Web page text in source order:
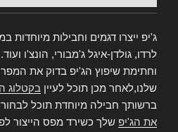
ג'יפ ייצרו דגמים וחבילות מיוחדות
לרדו, גולדן-איגל ג'מבורי, הונצ'ו
וחתימת שיפוץ הג'יפ בדוק את
שלנו,לאחר מכן תוכל לעיין בקטלוג
ברשותך חבילה מיוחדת תוכל
את הג'יפ שלך כשירד מפס הייצור